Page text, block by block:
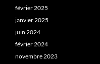
février 2025
janvier 2025
juin 2024
février 2024
novembre 2023